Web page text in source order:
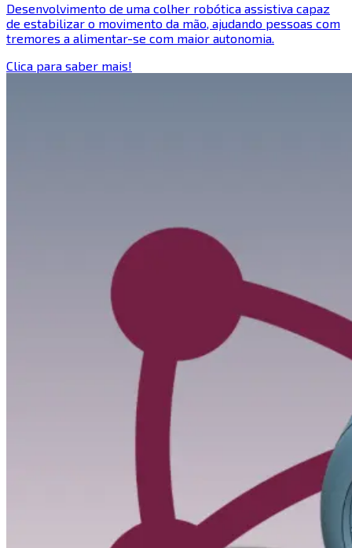
Desenvolvimento de uma colher robótica assistiva capaz
de estabilizar o movimento da mão, ajudando pessoas com
tremores a alimentar-se com maior autonomia.
Clica para saber mais!